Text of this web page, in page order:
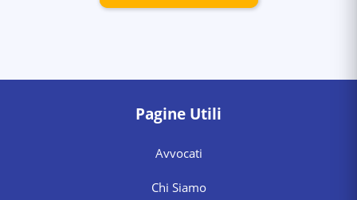
Pagine Utili
Avvocati
Chi Siamo